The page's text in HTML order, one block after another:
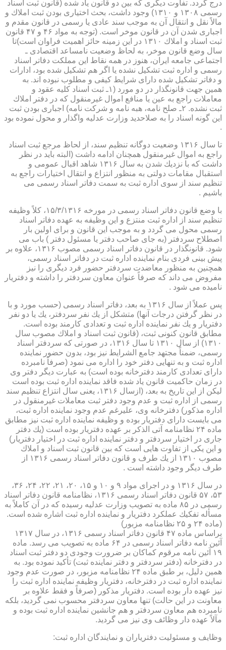
درج گردد. تفاوت دیگری كه بین دو قانون یاد شده (قانون ثبت اسناد
رسمی ۱۳۰۸ و ۱۳۱۰) وجود داشت، بحث اختیاری بودن ثبت املاك و
مالاً نقل و انتقال آن به موجب سند عادی یا رسمی در قانون مقدم و
اجباری شدن آن در قانون موخر است. (توجه به مواد ۴۶ و ۴۷ قانون
ثبت اسناد و املاك ۱۳۱۰ در این زمینه حائز اهمیت فراوان است)تا
سال وضع قانون موخر، به لحاظ وضعیت نامساعد اقتصادی ـ
اجتماعی جامعه ایران، هنوز در همه نقاط این مملكت دفاتر اسناد
رسمی و اداره ثبت تشكیل نشده یا اگر هم تشكیل شده بود، ادارات
و دفاتر تشكیل شده دارای شرایط كیفی و مطلوب نبوده اند. به
همین جهت قانونگذار در دو مورد (۱ـ ثبت اسناد كلیه عقود و
معاملات راجع به عین یا منافع اموال غیرمنقول كه در دفتر املاك
ثبت نشده. ۲ـ صلح نامه، هبه نامه و شركت نامه) اجباری بودن ثبت
این گونه اسناد را به صلاحدید وزارت عدلیه واگذار و محول نموده بود
.
تا سال ۱۳۱۶ وضعیت دوگانه تنظیم سند، از لحاظ مرجع ثبت اسناد
راجع به اموال غیرمنقول همچنان ادامه داشت (البته باید در نظر
داشت كه با نزدیك شدن به سال ۱۳۱۶ شاهد اقبال عمومی و
استقبال مقامات دولتی به منظور انتزاع و انتقال اختیارات راجع به
تنظیم سند از سوی اداره ثبت به سمت دفاتر اسناد رسمی می
باشیم .
با وضع قانون دفاتر اسناد رسمی در مورخه ۱۵/۳/۱۳۱۶، كلاً وظیفه
تنظیم سند از اداره ثبت منتزع و این وظیفه به عهده دفاتر اسناد
رسمی محول می گردد و به موجب این قانون و برای اولین بار
اصطلاح سردفتر (به جای صاحب دفتر یا مسئول دفتر ) باب می
شود. قانونگذار در قانون دفاتر اسناد رسمی مصوب ۱۳۱۶، علاوه بر
پیش بینی فردی بنام نماینده اداره ثبت در دفاتر اسناد رسمی،
همچنین به منظور معاضدت سردفتر حضور فرد دیگری را نیز
مفروض می داند كه صرفاً عنوان معاون سردفتر را داشته و دفتریار
نامیده می شود .
پس عملاً از سال ۱۳۱۶ به بعد، دفاتر اسناد رسمی (حسب مورد و با
در نظر گرفتن درجات آنها) متشكل از یك نفر سردفتر، یك یا دو نفر
دفتریار و یك نفر نماینده اداره ثبت و تعدادی كارمند بوده است.
مطابق قانون كنونی ثبت، (قانون ثبت اسناد و املاك مصوب سال
۱۳۱۰) از سال ۱۳۱۰ تا سال ۱۳۱۶، در صورتی كه سردفتر اسناد
رسمی، ضمناً مجتهد جامع الشرایط نیز بود، بدون حضور نماینده
اداره ثبت و به تنهایی دفتر خود را اداره می نمود (صرفاً نامبرده
دارای تعدادی كارمند دفترخانه بوده است) به عبارت دیگر دفتر وی
در زمان حاكمیت قانون یاد شده فاقد نماینده اداره ثبت بوده است
لیكن از این تاریخ به بعد، (ازسال ۱۳۱۶، یعنی سال انتزاع تنظیم سند
رسمی از اداره ثبت و عدم وجود دفتر ثبت معاملات غیرمنقول در
اداره مذكور) دفترخانه وی، علیرغم عدم وجود نماینده اداره ثبت،
می بایست دارای دفتریار بوده و وظیفه نماینده اداره ثبت نیز مطابق
ماده ۲۴ نظامنامه آتی الذكر بر عهده دفتریار بوده است (یك دفتر
جاری در اختیار سردفتر و دفتر نماینده اداره ثبت در اختیار دفتریار)
و این یكی از تفاوت هایی است كه بین قانون ثبت اسناد و املاك
مصوب ۱۳۱۰ از یك طرف و قانون دفاتر اسناد رسمی ۱۳۱۶ از
طرف دیگر وجود داشته است .
در سال ۱۳۱۶ و در اجرای مواد ۹ و ۱۰ و ۱۵، ۲۰، ۲۱، ۲۲، ۲۴، ۳۶،
۵۳، ۵۷ قانون دفاتر اسناد رسمی ۱۳۱۶، نظامنامه قانون دفاتر اسناد
رسمی در ۸۵ ماده به تصویب وزارت عدلیه رسیده كه در آن كاملاً به
مسأله تفكیك عملكرد دفتریار و نماینده اداره ثبت اشاره شده است.
(ماده ۲۴ و ۲۵ نظامنامه مزبور)
براساس ماده ۴۷ قانون دفاتر اسناد رسمی ۱۳۱۶، در سال ۱۳۱۷
آئین نامه دفاتر اسناد رسمی در ۶۴ ماده به تصویب می رسد. ماده
۱۹ آئین نامه مرقوم كماكان بر ضرورت وجودی دو دفتر ثبت اسناد
در دفترخانه (دفتر سردفتر و دفتر نماینده ثبت) تأكید نموده بود. به
همین دلیل، بر طبق ماده ۲۴ نظامنامه مزبور، در صورت عدم وجود
نماینده اداره ثبت در دفترخانه، دفتریار وظیفه نماینده اداره ثبت را
نیز عهده دار بوده است. دفتریار مذكور (صرفاً و فقط علاوه بر
معاونت در این حالت) تنها معاون سردفتر محسوب نمی گردید، بلكه
نامبرده هم معاون سردفتر و هم جانشین نماینده اداره ثبت بوده و
مآلاً عهده دار وظائف وی نیز می گردید.
وظایف و مسئولیت دفتریاران و نمایندگان اداره ثبت: